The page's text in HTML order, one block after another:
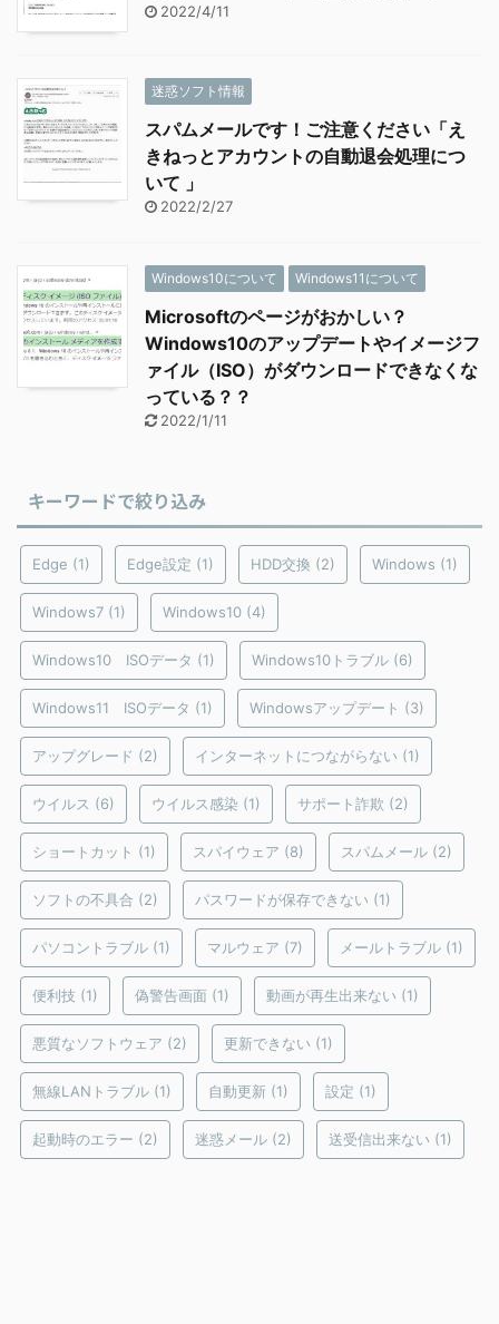
2022/4/11
迷惑ソフト情報
スパムメールです！ご注意ください「え
きねっとアカウントの自動退会処理につ
いて 」
2022/2/27
Windows10について Windows11について
Microsoftのページがおかしい？
Windows10のアップデートやイメージフ
ァイル（ISO）がダウンロードできなくな
っている？？
2022/1/11
キーワードで絞り込み
Edge (1) Edge設定 (1) HDD交換 (2) Windows (1)
Windows7 (1) Windows10 (4)
Windows10 ISOデータ (1) Windows10トラブル (6)
Windows11 ISOデータ (1) Windowsアップデート (3)
アップグレード (2) インターネットにつながらない (1)
ウイルス (6) ウイルス感染 (1) サポート詐欺 (2)
ショートカット (1) スパイウェア (8) スパムメール (2)
ソフトの不具合 (2) パスワードが保存できない (1)
パソコントラブル (1) マルウェア (7) メールトラブル (1)
便利技 (1) 偽警告画面 (1) 動画が再生出来ない (1)
悪質なソフトウェア (2) 更新できない (1)
無線LANトラブル (1) 自動更新 (1) 設定 (1)
起動時のエラー (2) 迷惑メール (2) 送受信出来ない (1)